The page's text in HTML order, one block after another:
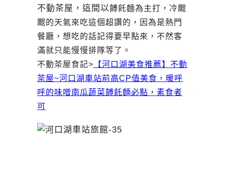
不動茶屋，這間以餺飥麵為主打，冷颼
颼的天氣來吃這個超讚的，因為是熱門
餐廳，想吃的話記得要早點來，不然客
滿就只能慢慢排隊等了。
不動茶屋食記> 【河口湖美食推薦】不動
茶屋~河口湖車站前高CP值美食，暖呼
呼的味噌南瓜蔬菜餺飥麵必點，素食者
可